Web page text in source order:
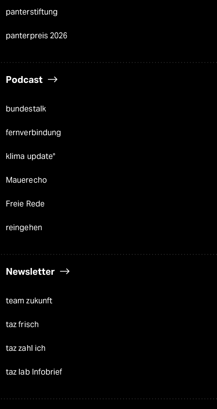
panterstiftung
panterpreis 2026
Podcast
bundestalk
fernverbindung
klima update°
Mauerecho
Freie Rede
reingehen
Newsletter
team zukunft
taz frisch
taz zahl ich
taz lab Infobrief